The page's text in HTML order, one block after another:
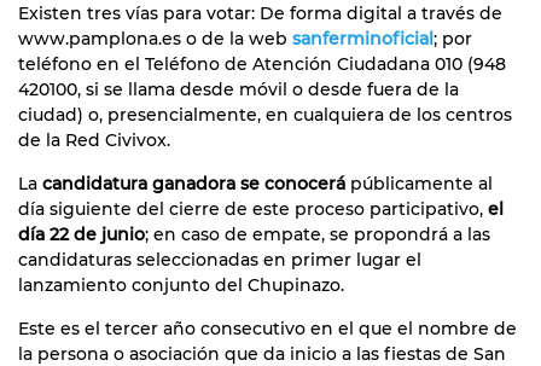
Existen tres vías para votar: De forma digital a través de
www.pamplona.es o de la web sanferminoficial; por
teléfono en el Teléfono de Atención Ciudadana 010 (948
420100, si se llama desde móvil o desde fuera de la
ciudad) o, presencialmente, en cualquiera de los centros
de la Red Civivox.
La candidatura ganadora se conocerá públicamente al
día siguiente del cierre de este proceso participativo, el
día 22 de junio; en caso de empate, se propondrá a las
candidaturas seleccionadas en primer lugar el
lanzamiento conjunto del Chupinazo.
Este es el tercer año consecutivo en el que el nombre de
la persona o asociación que da inicio a las fiestas de San